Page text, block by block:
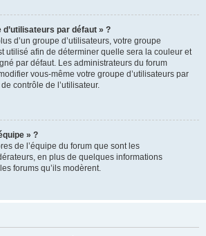
d’utilisateurs par défaut » ?
d’un groupe d’utilisateurs, votre groupe
utilisé afin de déterminer quelle sera la couleur et
par défaut. Les administrateurs du forum
vous-même votre groupe d’utilisateurs par
contrôle de l’utilisateur.
» ?
de l’équipe du forum que sont les
en plus de quelques informations
forums qu’ils modèrent.